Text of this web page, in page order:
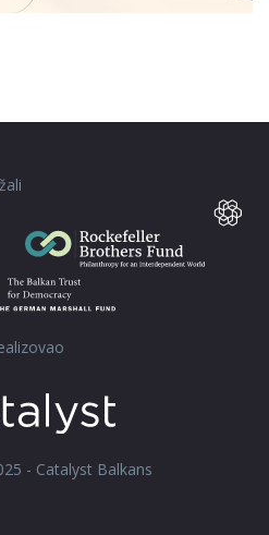
- Catalyst Balkans